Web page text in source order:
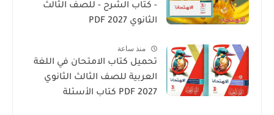
- كتاب الشرح - للصف الثالث
الثانوي 2027 PDF
منذ ساعة
تحميل كتاب الامتحان في اللغة
العربية للصف الثالث الثانوي
2027 PDF كتاب الأسئلة